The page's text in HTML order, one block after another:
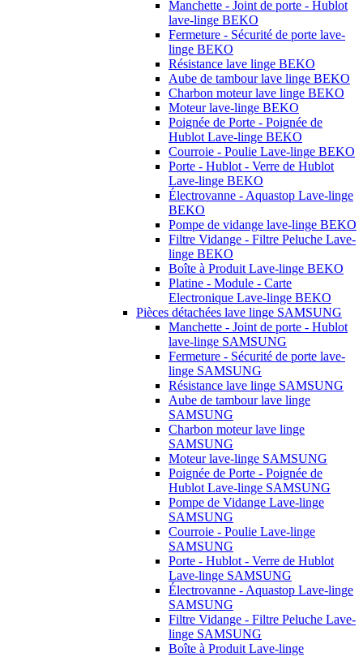
Manchette - Joint de porte - Hublot
lave-linge BEKO
Fermeture - Sécurité de porte lave-
linge BEKO
Résistance lave linge BEKO
Aube de tambour lave linge BEKO
Charbon moteur lave linge BEKO
Moteur lave-linge BEKO
Poignée de Porte - Poignée de
Hublot Lave-linge BEKO
Courroie - Poulie Lave-linge BEKO
Porte - Hublot - Verre de Hublot
Lave-linge BEKO
Électrovanne - Aquastop Lave-linge
BEKO
Pompe de vidange lave-linge BEKO
Filtre Vidange - Filtre Peluche Lave-
linge BEKO
Boîte à Produit Lave-linge BEKO
Platine - Module - Carte
Electronique Lave-linge BEKO
Pièces détachées lave linge SAMSUNG
Manchette - Joint de porte - Hublot
lave-linge SAMSUNG
Fermeture - Sécurité de porte lave-
linge SAMSUNG
Résistance lave linge SAMSUNG
Aube de tambour lave linge
SAMSUNG
Charbon moteur lave linge
SAMSUNG
Moteur lave-linge SAMSUNG
Poignée de Porte - Poignée de
Hublot Lave-linge SAMSUNG
Pompe de Vidange Lave-linge
SAMSUNG
Courroie - Poulie Lave-linge
SAMSUNG
Porte - Hublot - Verre de Hublot
Lave-linge SAMSUNG
Électrovanne - Aquastop Lave-linge
SAMSUNG
Filtre Vidange - Filtre Peluche Lave-
linge SAMSUNG
Boîte à Produit Lave-linge